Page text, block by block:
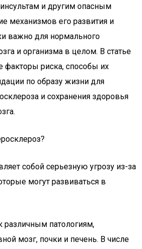
и другим опасным
механизмов его развития и
важно для нормального
и организма в целом. В статье
факторы риска, способы их
по образу жизни для
и сохранения здоровья
собой серьезную угрозу из-за
могут развиваться в
патологиям,
мозг, почки и печень. В числе